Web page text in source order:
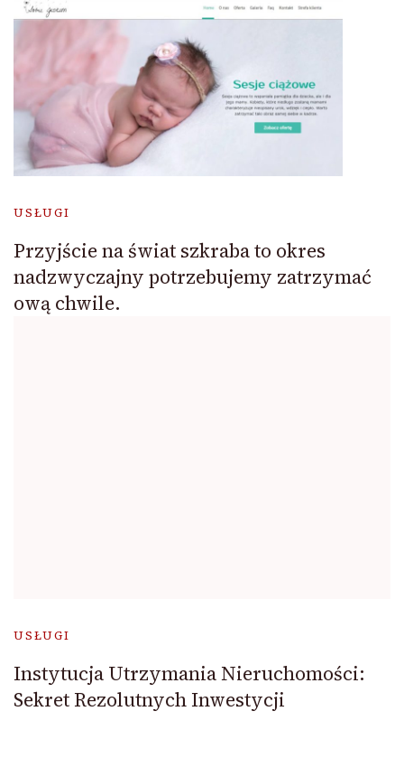
USŁUGI
Przyjście na świat szkraba to okres
nadzwyczajny potrzebujemy zatrzymać
ową chwile.
USŁUGI
Instytucja Utrzymania Nieruchomości:
Sekret Rezolutnych Inwestycji